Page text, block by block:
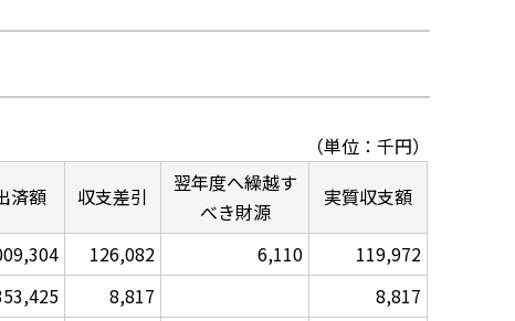
（単位：千円）
済額 収支差引
翌年度へ繰越す
べき財源
実質収支額
126,082 6,110
119,972
8,817
8,817